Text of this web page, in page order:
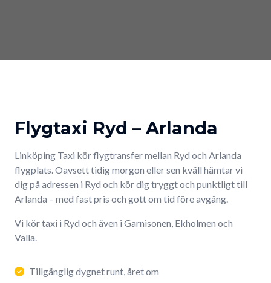
Flygtaxi Ryd – Arlanda
Linköping Taxi kör flygtransfer mellan Ryd och Arlanda
flygplats. Oavsett tidig morgon eller sen kväll hämtar vi
dig på adressen i Ryd och kör dig tryggt och punktligt till
Arlanda – med fast pris och gott om tid före avgång.
Vi kör taxi i Ryd och även i Garnisonen, Ekholmen och
Valla.
Tillgänglig dygnet runt, året om